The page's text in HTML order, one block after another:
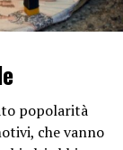
della
le lunghe
sfilano per
popolarità
che vanno